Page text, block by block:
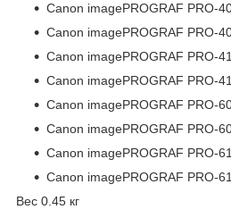
Canon imagePROGRAF PRO-
Canon imagePROGRAF PRO-
Canon imagePROGRAF PRO-
Canon imagePROGRAF PRO-
Canon imagePROGRAF PRO-
Canon imagePROGRAF PRO-
Canon imagePROGRAF PRO-
Canon imagePROGRAF PRO-
Вес 0.45 кг